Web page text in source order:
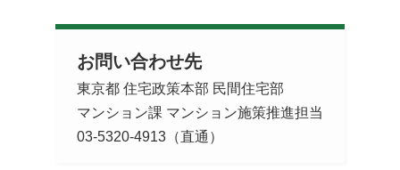
お問い合わせ先
東京都 住宅政策本部 民間住宅部
マンション課 マンション施策推進担当
03-5320-4913（直通）